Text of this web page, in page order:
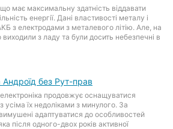
має максимальну здатність віддавати
енергії. Дані властивості металу і
з електродами з металевого літію. Але, на
з ладу та були досить небезпечні в
Андроїд без Рут-прав
продовжує оснащуватися
усіма їх недоліками з минулого. За
адаптуватися до особливостей
після одного-двох років активної